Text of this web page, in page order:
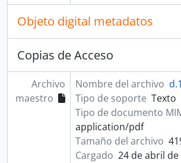
Objeto digital metadatos
Copias de Acceso
Archivo
maestro
Nombre del archivo
Tipo de soporte Texto
Tipo de documento
application/pdf
Tamaño del archivo
Cargado 24 de abril de